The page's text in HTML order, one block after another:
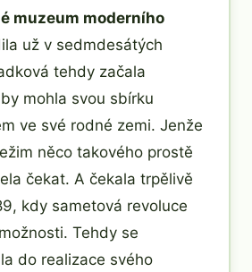
muzeum moderního
už v sedmdesátých
tehdy začala
mohla svou sbírku
ve své rodné zemi. Jenže
něco takového prostě
čekat. A čekala trpělivě
kdy sametová revoluce
Tehdy se
do realizace svého